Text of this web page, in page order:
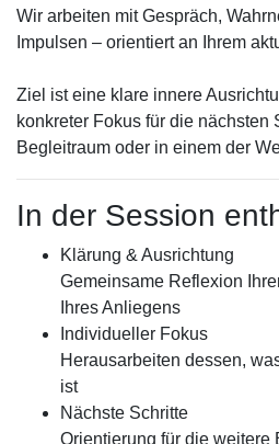
Wir arbeiten mit Gespräch,
Impulsen – orientiert an Ihrem
Ziel ist eine klare innere
konkreter Fokus für die nächsten
Begleitraum oder in einem der
In der Session
Klärung & Ausrichtung
Gemeinsame Reflexion
Ihres Anliegens
Individueller Fokus
Herausarbeiten dessen,
ist
Nächste Schritte
Orientierung für die weitere